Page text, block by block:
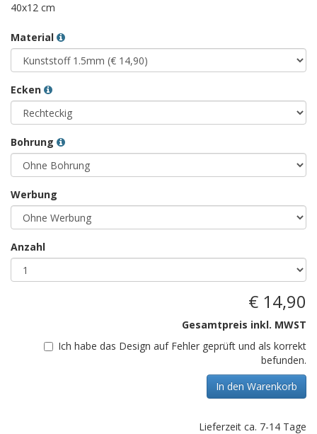
40x12 cm
Material
Ecken
Bohrung
Werbung
Anzahl
€ 14,90
Gesamtpreis inkl. MWST
Ich habe das Design auf Fehler geprüft und als korrekt
befunden.
In den Warenkorb
Lieferzeit ca. 7-14 Tage